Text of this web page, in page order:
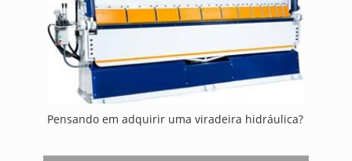
Pensando em adquirir uma viradeira hidráulica?